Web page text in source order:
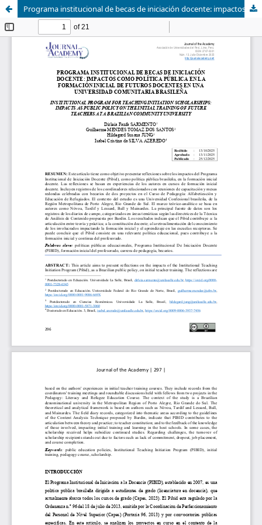
Programa institucional de becas de iniciación docente: impactos como política pública en la formación inicial de futuros docentes en una universidad comunitaria brasileña